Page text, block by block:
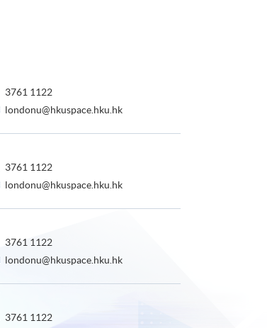
3761 1122
londonu@hkuspace.hku.hk
3761 1122
londonu@hkuspace.hku.hk
3761 1122
londonu@hkuspace.hku.hk
3761 1122